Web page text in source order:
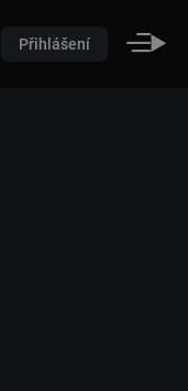
Přihlášení